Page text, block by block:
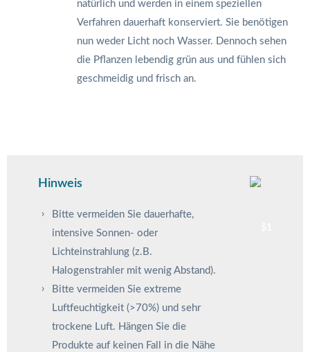
natürlich und werden in einem speziellen
Verfahren dauerhaft konserviert. Sie benötigen
nun weder Licht noch Wasser. Dennoch sehen
die Pflanzen lebendig grün aus und fühlen sich
geschmeidig und frisch an.
Hinweis
Bitte vermeiden Sie dauerhafte,
intensive Sonnen- oder
Lichteinstrahlung (z.B.
Halogenstrahler mit wenig Abstand).
Bitte vermeiden Sie extreme
Luftfeuchtigkeit (>70%) und sehr
trockene Luft. Hängen Sie die
Produkte auf keinen Fall in die Nähe